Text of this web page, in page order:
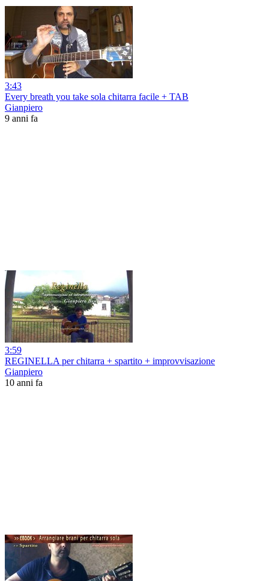
3:43
Every breath you take sola chitarra facile + TAB
Gianpiero
9 anni fa
3:59
REGINELLA per chitarra + spartito + improvvisazione
Gianpiero
10 anni fa